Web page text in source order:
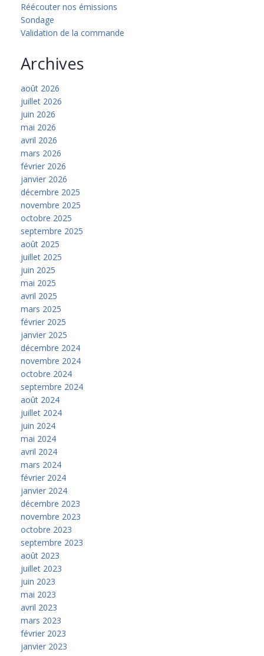
Réécouter nos émissions
Sondage
Validation de la commande
Archives
août 2026
juillet 2026
juin 2026
mai 2026
avril 2026
mars 2026
février 2026
janvier 2026
décembre 2025
novembre 2025
octobre 2025
septembre 2025
août 2025
juillet 2025
juin 2025
mai 2025
avril 2025
mars 2025
février 2025
janvier 2025
décembre 2024
novembre 2024
octobre 2024
septembre 2024
août 2024
juillet 2024
juin 2024
mai 2024
avril 2024
mars 2024
février 2024
janvier 2024
décembre 2023
novembre 2023
octobre 2023
septembre 2023
août 2023
juillet 2023
juin 2023
mai 2023
avril 2023
mars 2023
février 2023
janvier 2023